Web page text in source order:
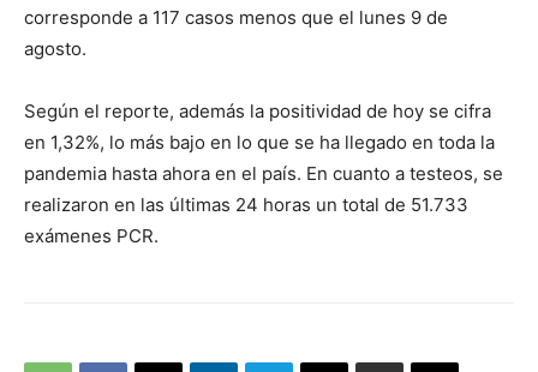
corresponde a 117 casos menos que el lunes 9 de
agosto.
Según el reporte, además la positividad de hoy se cifra
en 1,32%, lo más bajo en lo que se ha llegado en toda la
pandemia hasta ahora en el país. En cuanto a testeos, se
realizaron en las últimas 24 horas un total de 51.733
exámenes PCR.